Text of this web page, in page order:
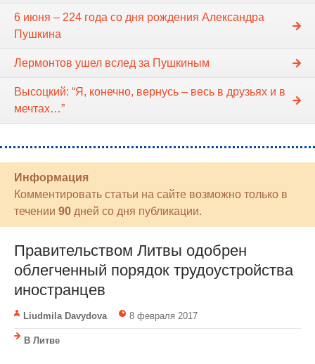
6 июня – 224 года со дня рождения Александра
Пушкина
Лермонтов ушел вслед за Пушкиным
Высоцкий: “Я, конечно, вернусь – весь в друзьях и в
мечтах…”
Информация
Комментировать статьи на сайте возможно только в
течении 90 дней со дня публикации.
Правительством Литвы одобрен
облегченный порядок трудоустройства
иностранцев
Liudmila Davydova 8 февраля 2017
В Литве